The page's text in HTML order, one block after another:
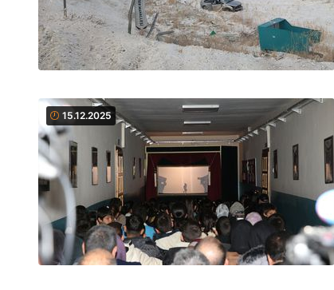
15.12.2025